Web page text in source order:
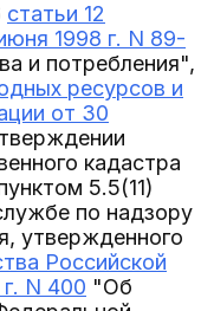
статьи 12
1998 г. N 89-
и потребления",
ресурсов и
от 30
кадастра
5.5(11)
по надзору
утвержденного
Российской
N 400 "Об